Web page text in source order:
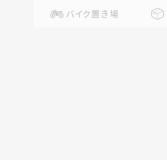
バイク置き場